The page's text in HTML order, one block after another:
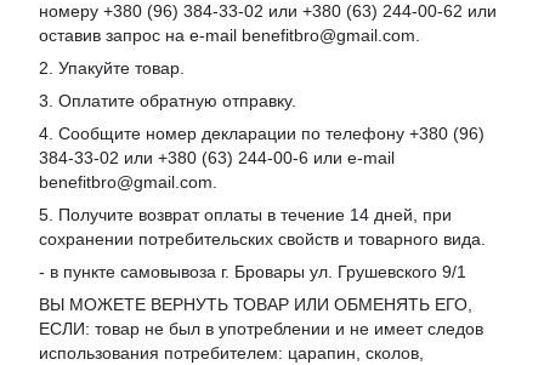
номеру +380 (96) 384-33-02 или +380 (63) 244-00-62 или
оставив запрос на e-mail benefitbro@gmail.com.
2. Упакуйте товар.
3. Оплатите обратную отправку.
4. Сообщите номер декларации по телефону +380 (96)
384-33-02 или +380 (63) 244-00-6 или e-mail
benefitbro@gmail.com.
5. Получите возврат оплаты в течение 14 дней, при
сохранении потребительских свойств и товарного вида.
- в пункте самовывоза г. Бровары ул. Грушевского 9/1
ВЫ МОЖЕТЕ ВЕРНУТЬ ТОВАР ИЛИ ОБМЕНЯТЬ ЕГО,
ЕСЛИ: товар не был в употреблении и не имеет следов
использования потребителем: царапин, сколов,